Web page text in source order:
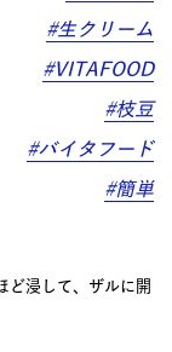
#生クリーム
#VITAFOOD
#枝豆
#バイタフード
#簡単
ど浸して、ザルに開